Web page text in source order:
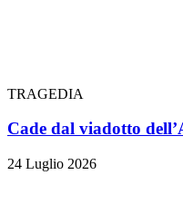
TRAGEDIA
Cade dal viadotto
24 Luglio 2026